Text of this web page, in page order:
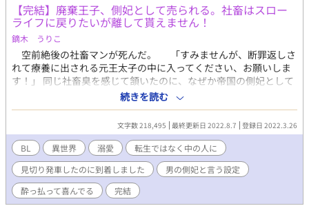
【完結】廃棄王子、側妃として売られる。社畜はスロー
ライフに戻りたいが離して貰えません！
鏑木 うりこ
空前絶後の社畜マンが死んだ。 「すみませんが、断罪返しさ
れて療養に出される元王太子の中に入ってください、お願いしま
す！」 同じ社畜臭を感じて頷いたのに、なぜか帝国の側妃として
売り渡されてしまった！ 話が違うし約束も違う！男の側妃を溺
愛してくるだと？！ ゆるーい設定でR18BLになります。 本編完
結致しました( ´ ▽ ` )緩い番外編も完結しました。 番外編、お品
書き。 〇セイリオス＆クロードがイチャイチャする話 〇騎士
団に謎のオブジェがある話 ○可愛いけれどムカつくあの子！
○ビリビリ腕輪の活用法 ○進撃の双子 ○おじさん達が温泉へ
行く話 ○孫が可愛いだけだなんて誰が言った？（孫に嫉妬する
ラムの話） ○なんかウチの村で美人が田んぼ作ってんだが？
（田んぼを耕すディエスの話） ○ブラックラム（危なく闇落ち
続きを読む
文字数 218,495 最終更新日 2022.8.7 登録日 2022.3.26
BL 異世界 溺愛
転生ではなく中の人に
見切り発車したのに到着しました
男の側妃と言う設定
酔っ払って喜んでる
完結